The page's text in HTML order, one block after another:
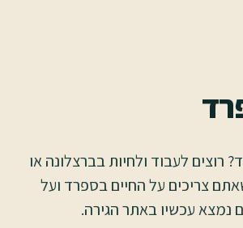
רוצים לעבוד ולחיות בברצלונה או
צריכים על החיים בספרד ועל
נמצא עכשיו באתר הגירה.